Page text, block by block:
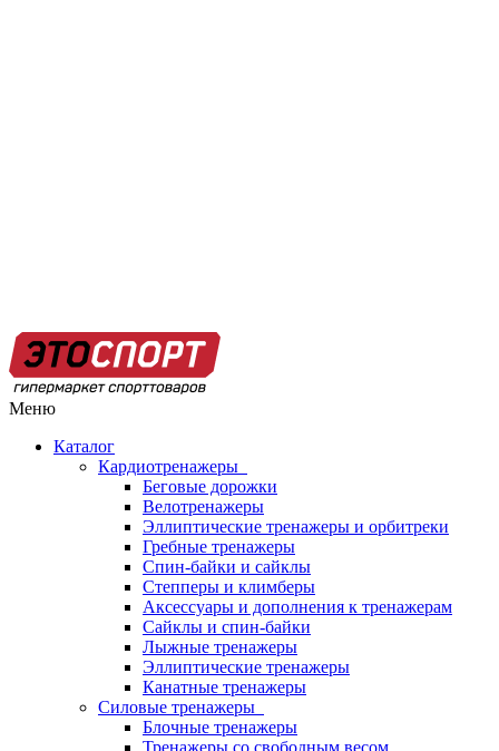
Меню
Каталог
Кардиотренажеры
Беговые дорожки
Велотренажеры
Эллиптические тренажеры и орбитреки
Гребные тренажеры
Спин-байки и сайклы
Степперы и климберы
Аксессуары и дополнения к тренажерам
Сайклы и спин-байки
Лыжные тренажеры
Эллиптические тренажеры
Канатные тренажеры
Силовые тренажеры
Блочные тренажеры
Тренажеры со свободным весом